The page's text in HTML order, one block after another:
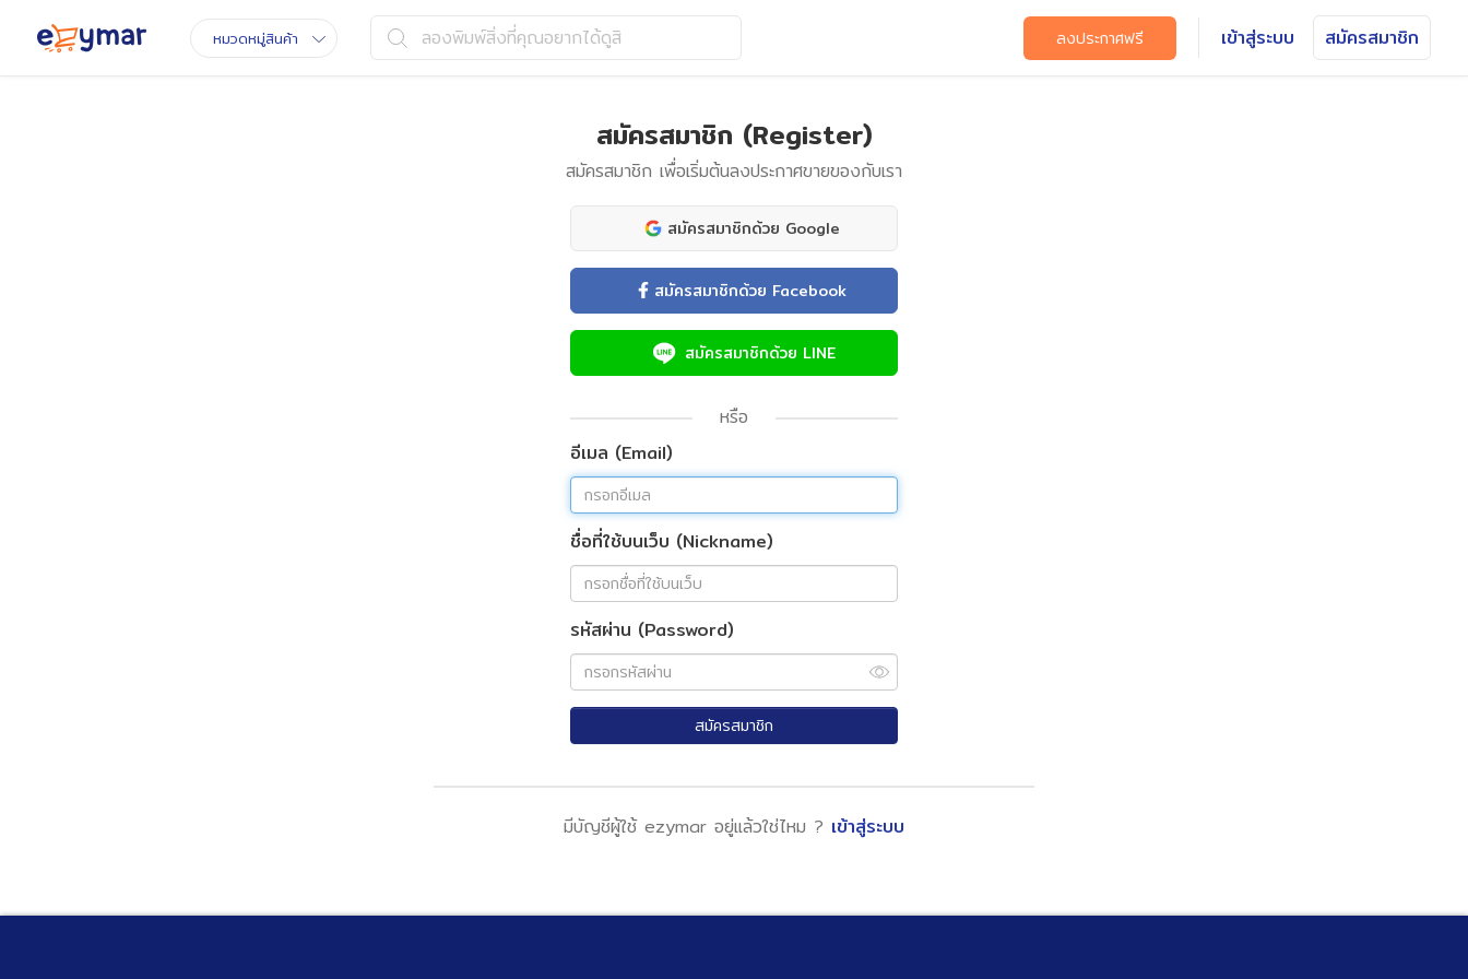
หมวดหมู่สินค้า ลองพิมพ์สิ่งที่คุณอยากได้ดูสิ ลงประกาศฟรี เข้าสู่ระบบ สมัครสมาชิก
สมัครสมาชิก (Register)
สมัครสมาชิก เพื่อเริ่มต้นลงประกาศขายของกับเรา
สมัครสมาชิกด้วย Google
สมัครสมาชิกด้วย Facebook
สมัครสมาชิกด้วย LINE
หรือ
อีเมล (Email)
ชื่อที่ใช้บนเว็บ (Nickname)
รหัสผ่าน (Password)
สมัครสมาชิก
มีบัญชีผู้ใช้ ezymar อยู่แล้วใช่ไหม ? เข้าสู่ระบบ